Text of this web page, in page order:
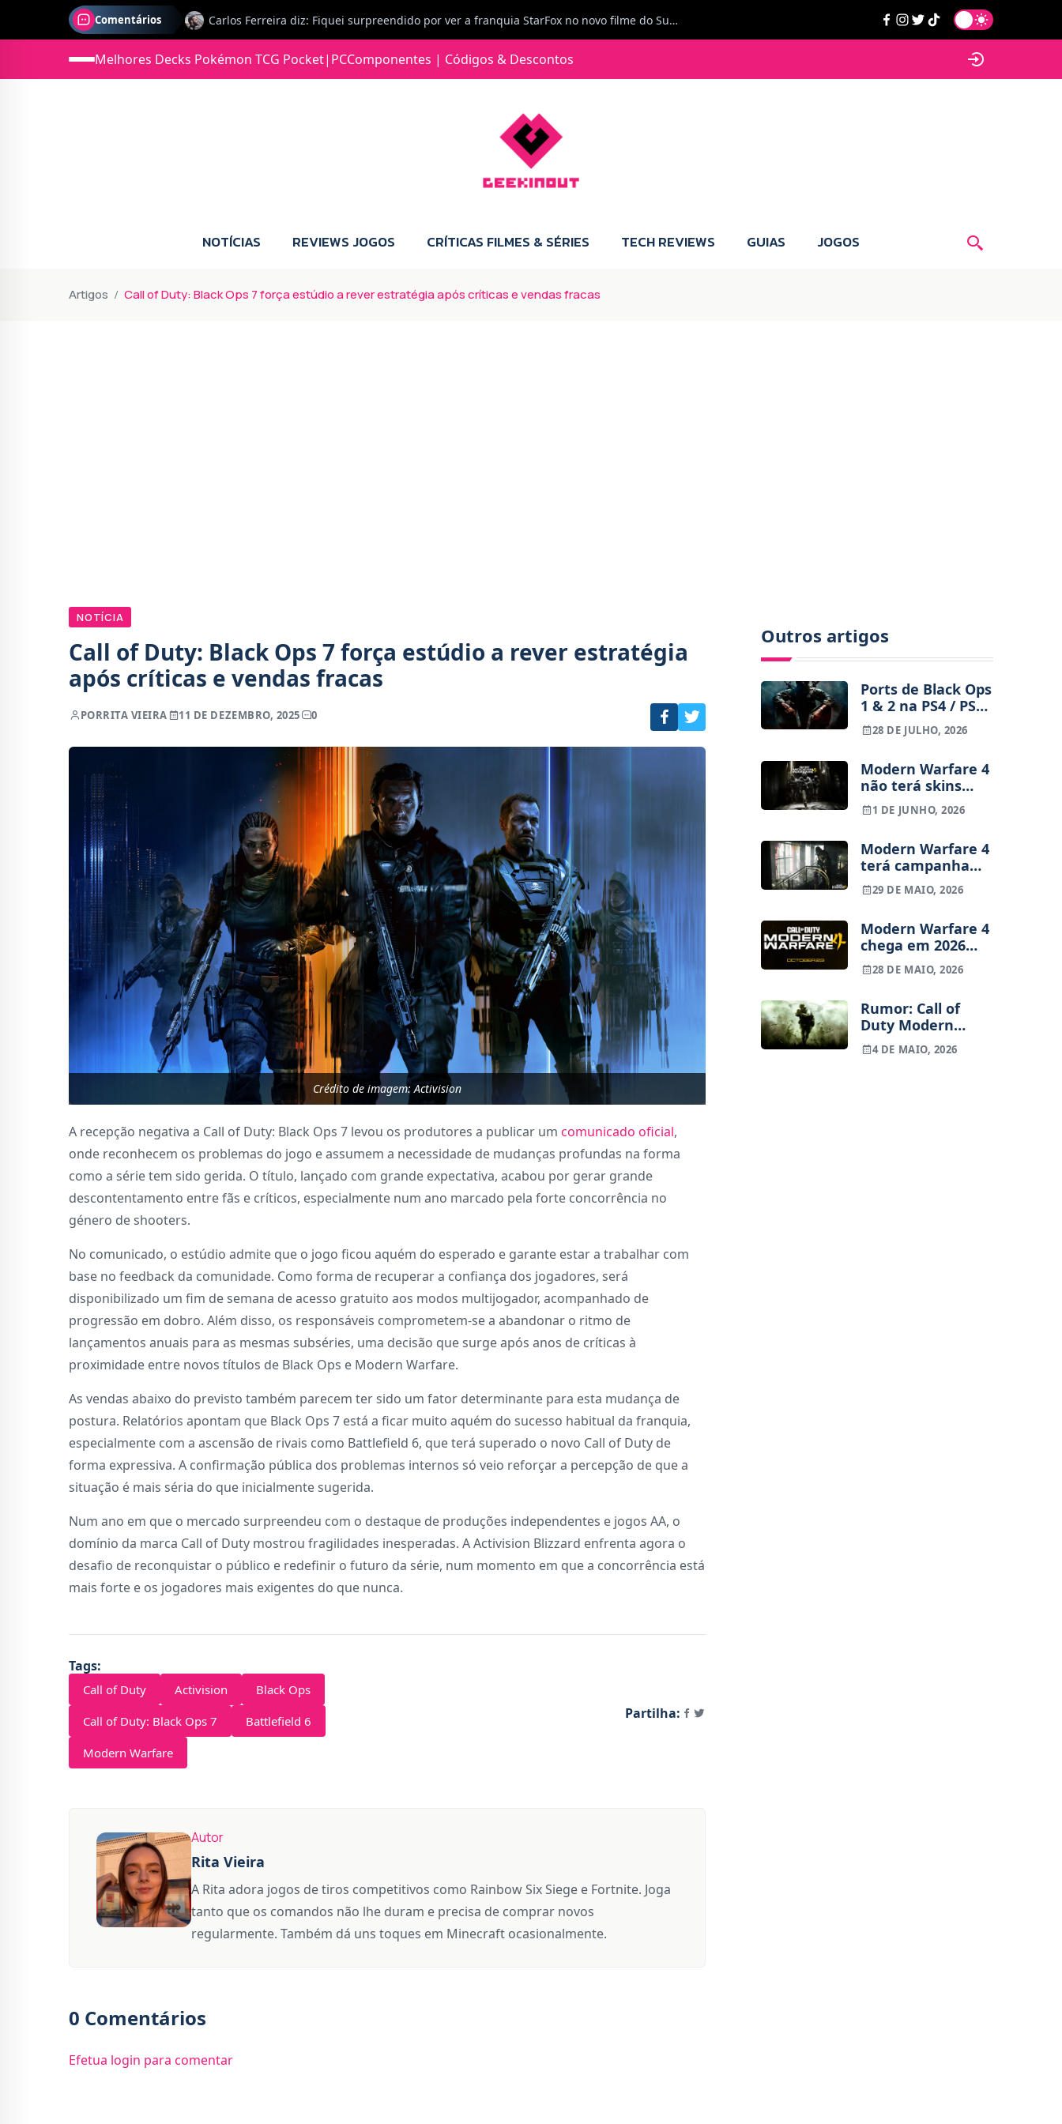
Comentários
Jonas diz: Estou seriamente com vontade para comprar para a Switch 2 :P
Melhores Decks Pokémon TCG Pocket| PCComponentes | Códigos & Descontos
NOTÍCIAS REVIEWS JOGOS CRÍTICAS FILMES & SÉRIES TECH REVIEWS GUIAS JOGOS
Artigos Call of Duty: Black Ops 7 força estúdio a rever estratégia após críticas e vendas fracas
NOTÍCIA
Call of Duty: Black Ops 7 força estúdio a rever estratégia
após críticas e vendas fracas
PORRITA VIEIRA 11 DE DEZEMBRO, 2025 0
Crédito de imagem: Activision
A recepção negativa a Call of Duty: Black Ops 7 levou os produtores a publicar um comunicado oficial,
onde reconhecem os problemas do jogo e assumem a necessidade de mudanças profundas na forma
como a série tem sido gerida. O título, lançado com grande expectativa, acabou por gerar grande
descontentamento entre fãs e críticos, especialmente num ano marcado pela forte concorrência no
género de shooters.
No comunicado, o estúdio admite que o jogo ficou aquém do esperado e garante estar a trabalhar com
base no feedback da comunidade. Como forma de recuperar a confiança dos jogadores, será
disponibilizado um fim de semana de acesso gratuito aos modos multijogador, acompanhado de
progressão em dobro. Além disso, os responsáveis comprometem-se a abandonar o ritmo de
lançamentos anuais para as mesmas subséries, uma decisão que surge após anos de críticas à
proximidade entre novos títulos de Black Ops e Modern Warfare.
As vendas abaixo do previsto também parecem ter sido um fator determinante para esta mudança de
postura. Relatórios apontam que Black Ops 7 está a ficar muito aquém do sucesso habitual da franquia,
especialmente com a ascensão de rivais como Battlefield 6, que terá superado o novo Call of Duty de
forma expressiva. A confirmação pública dos problemas internos só veio reforçar a percepção de que a
situação é mais séria do que inicialmente sugerida.
Num ano em que o mercado surpreendeu com o destaque de produções independentes e jogos AA, o
domínio da marca Call of Duty mostrou fragilidades inesperadas. A Activision Blizzard enfrenta agora o
desafio de reconquistar o público e redefinir o futuro da série, num momento em que a concorrência está
mais forte e os jogadores mais exigentes do que nunca.
Tags:
Call of Duty Activision
Black Ops
Call of Duty: Black Ops 7
Battlefield 6
Modern Warfare
Partilha:
Autor
Rita Vieira
A Rita adora jogos de tiros competitivos como Rainbow Six Siege e Fortnite. Joga
tanto que os comandos não lhe duram e precisa de comprar novos
regularmente. Também dá uns toques em Minecraft ocasionalmente.
0 Comentários
Efetua login para comentar
Outros artigos
Ports de Black Ops
1 & 2 na PS4 / PS5
venderam mais de
7 milhões de
28 DE JULHO, 2026
Modern Warfare 4
não terá skins
extravagantes,
garante Infinity
1 DE JUNHO, 2026
Modern Warfare 4
terá campanha
offline
29 DE MAIO, 2026
Modern Warfare 4
chega em 2026
com novo conflito
na Coreia do
28 DE MAIO, 2026
Rumor: Call of
Duty Modern
Warfare 4 poderá
sair também na
4 DE MAIO, 2026